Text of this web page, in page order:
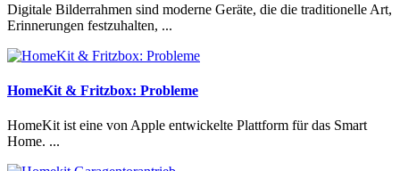
Digitale Bilderrahmen sind moderne Geräte, die die traditionelle Art,
Erinnerungen festzuhalten, ...
HomeKit & Fritzbox: Probleme
HomeKit ist eine von Apple entwickelte Plattform für das Smart
Home. ...